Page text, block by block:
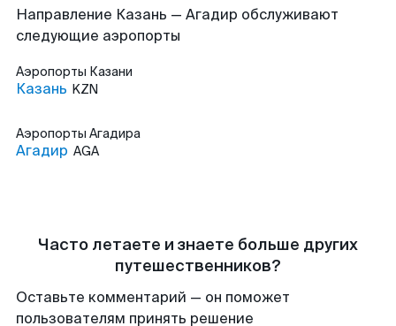
Направление Казань — Агадир обслуживают
следующие аэропорты
Аэропорты Казани
Казань KZN
Аэропорты Агадира
Агадир AGA
Часто летаете и знаете больше других
путешественников?
Оставьте комментарий — он поможет
пользователям принять решение